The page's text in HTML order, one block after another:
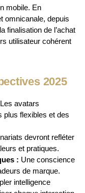
mobile. En
omnicanale, depuis
finalisation de l’achat
utilisateur cohérent
2025
Les avatars
plus flexibles et des
devront refléter
et pratiques.
: Une conscience
de marque.
intelligence